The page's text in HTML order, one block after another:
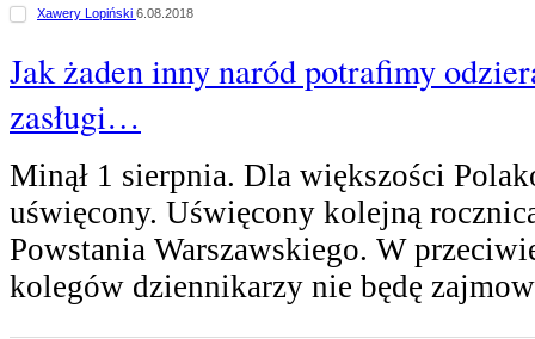
Xawery Lopiński 6.08.2018
Jak żaden inny naród potrafimy
zasługi…
Minął 1 sierpnia. Dla większości
uświęcony. Uświęcony kolejną
Powstania Warszawskiego. W
kolegów dziennikarzy nie będę